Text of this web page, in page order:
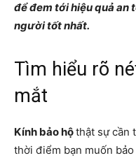
để đem tới hiệu quả an
người tốt nhất.
Tìm hiểu rõ
mắt
Kính bảo hộthật sự cần
thời điểm bạn muốn